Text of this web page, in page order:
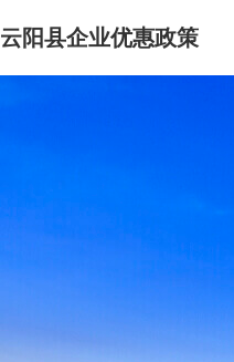
云阳县企业优惠政策